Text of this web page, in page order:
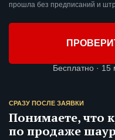
прошла без предписаний и
Бесплатно · 15
СРАЗУ ПОСЛЕ ЗАЯВКИ
Понимаете, что
по продаже